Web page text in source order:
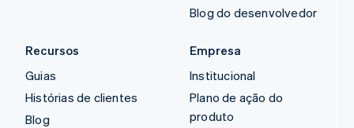
Blog do desenvolvedor
Recursos
Guias
Histórias de clientes
Blog
Empresa
Institucional
Plano de ação do
produto